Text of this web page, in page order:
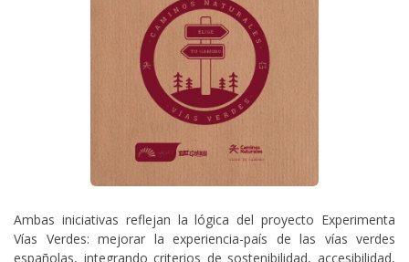
Ambas iniciativas reflejan la lógica del proyecto Experimenta
Vías Verdes: mejorar la experiencia-país de las vías verdes
españolas, integrando criterios de sostenibilidad, accesibilidad,